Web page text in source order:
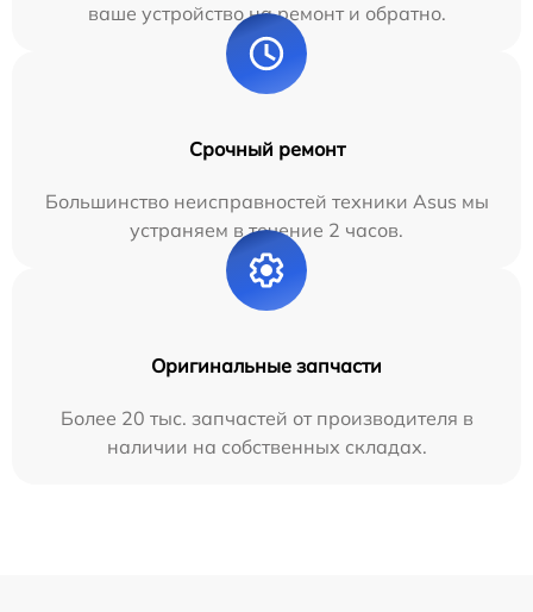
ваше устройство на ремонт и обратно.
Срочный ремонт
Большинство неисправностей техники Asus мы
устраняем в течение 2 часов.
Оригинальные запчасти
Более 20 тыс. запчастей от производителя в
наличии на собственных складах.